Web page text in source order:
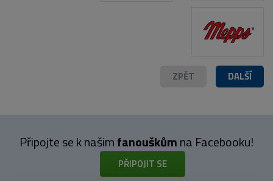
DALŠÍ
ZPĚT
Připojte se k našimfanouškůmna Facebooku!
PŘIPOJIT SE